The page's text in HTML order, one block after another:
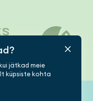
jätkad meie
küpsiste kohta